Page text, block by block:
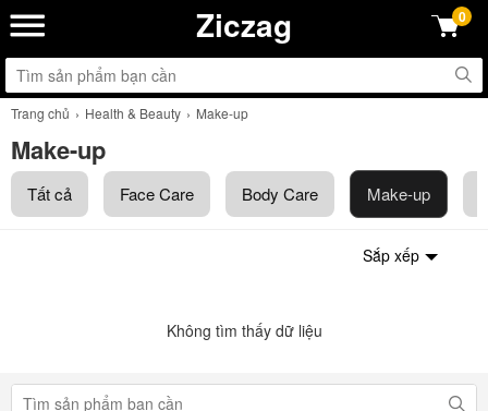
Ziczag 0
Trang chủ Health & Beauty Make-up
Make-up
Tất cả Face Care Body Care Make-up
Sắp xếp
Không tìm thấy dữ liệu